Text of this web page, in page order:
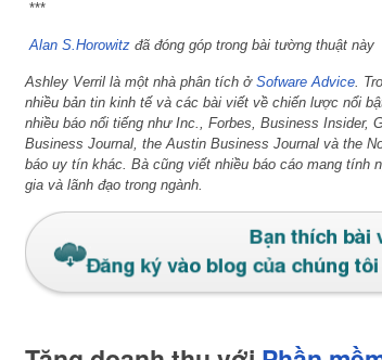
***
Alan S.Horowitz đã đóng góp trong bài tường thuật này
Ashley Verril là một nhà phân tích ở Sofware Advice.
nhiều bản tin kinh tế và các bài viết về chiến lược nổi
nhiều báo nổi tiếng như Inc., Forbes, Business Insider,
Business Journal, the Austin Business Journal và the
báo uy tín khác. Bà cũng viết nhiều báo cáo mang tính
gia và lãnh đạo trong ngành.